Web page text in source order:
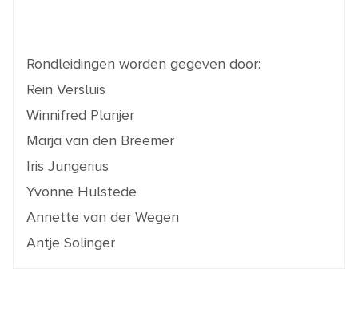
Rondleidingen worden gegeven door:
Rein Versluis
Winnifred Planjer
Marja van den Breemer
Iris Jungerius
Yvonne Hulstede
Annette van der Wegen
Antje Solinger